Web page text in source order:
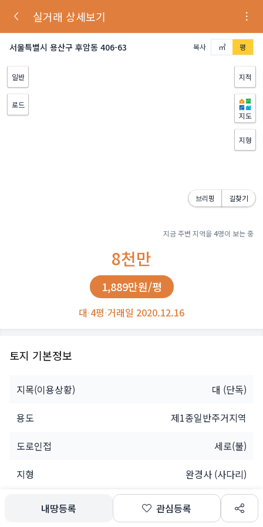
실거래 상세보기
서울특별시 용산구 후암동 406-63 복사 ㎡ 평
일반
로드
지적
지도
지형
브리핑 길찾기
지금 주변 지역을4명이 보는 중
8천만
1,889만원/평
대·4평·거래일 2020.12.16
토지 기본정보
지목(이용상황) 대 (단독)
용도
제1종일반주거지역
도로인접
세로(불)
지형
완경사 (사다리)
소유자
개인
내땅등록 관심등록